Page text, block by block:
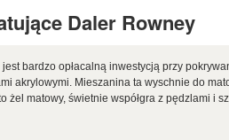
Daler Rowney
jest bardzo opłacalną inwestycją przy
akrylowymi. Mieszanina ta wyschnie do
żel matowy, świetnie współgra z pędzlami i